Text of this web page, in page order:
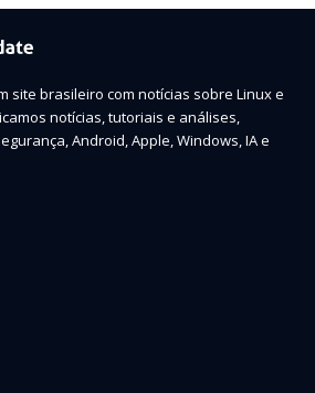
site brasileiro com notícias sobre Linux e
notícias, tutoriais e análises,
Android, Apple, Windows, IA e